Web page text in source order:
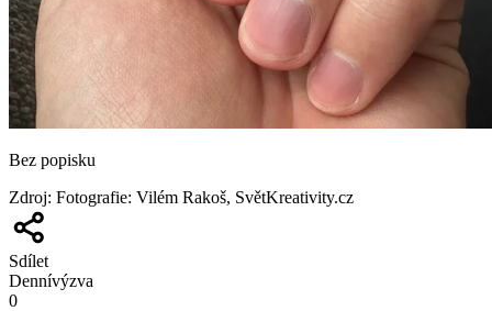
Bez popisku
Zdroj: Fotografie: Vilém Rakoš, SvětKreativity.cz
Sdílet
Dennívýzva
0